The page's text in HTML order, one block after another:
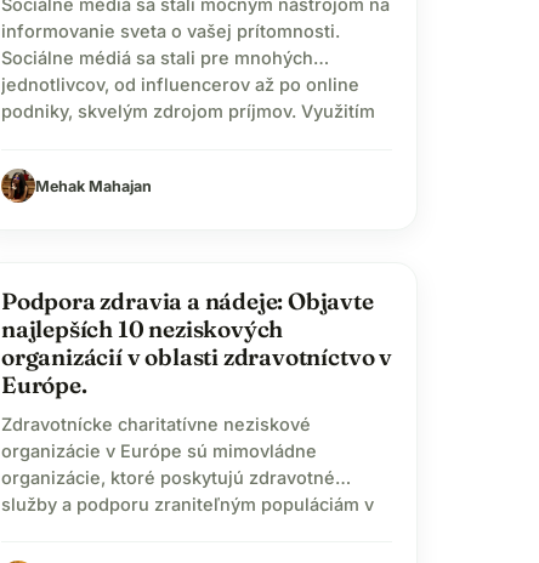
Sociálne médiá sa stali mocným nástrojom na
informovanie sveta o vašej prítomnosti.
Sociálne médiá sa stali pre mnohých
jednotlivcov, od influencerov až po online
podniky, skvelým zdrojom príjmov. Využitím
dobrý príjem na svoju obživu. Ale vedeli ste,
že sociálne médiá sa stali aj prostriedkom na
Mehak Mahajan
health_and_safety
Podpora zdravia a nádeje: Objavte
najlepších 10 neziskových
organizácií v oblasti zdravotníctvo v
Európe.
Zdravotnícke charitatívne neziskové
organizácie v Európe sú mimovládne
organizácie, ktoré poskytujú zdravotné
služby a podporu zraniteľným populáciám v
boj proti chorobám, zlepšovanie prístupu k